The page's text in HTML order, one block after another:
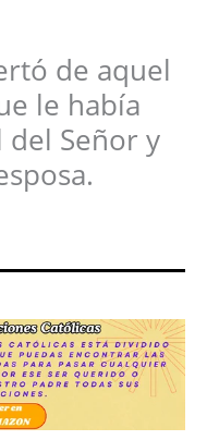
de aquel
le había
del Señor y